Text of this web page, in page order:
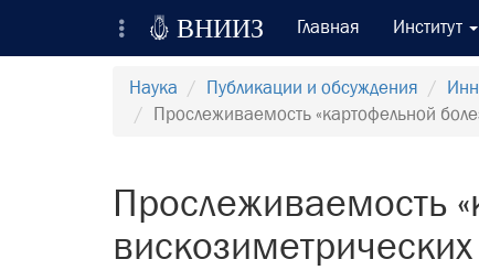
Всероссийский Научно-Исследовательский
Институт Зерна и продуктов его переработки
Вход на сайт
Отправить сообщение
 ВНИИЗ Главная Институт
Наука Публикации и обсуждения
Прослеживаемость «картофельной
Прослеживаемость